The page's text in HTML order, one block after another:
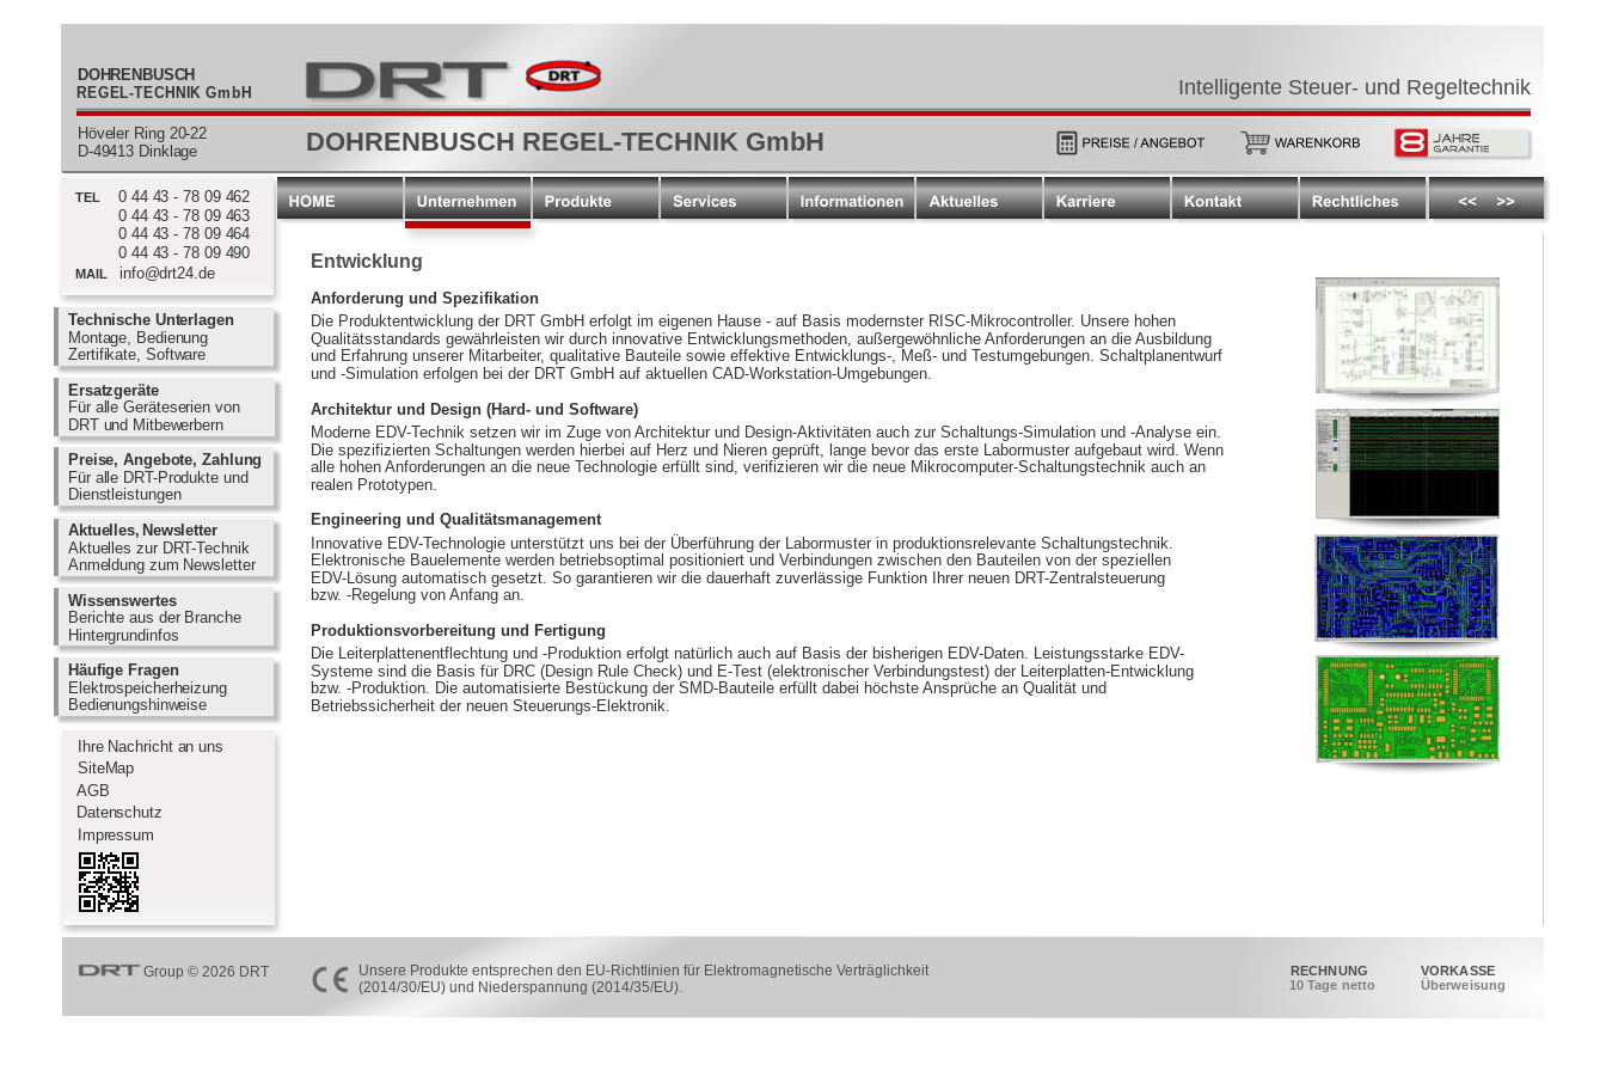
Entwicklung
Anforderung und Spezifikation
Die Produktentwicklung der DRT GmbH erfolgt im eigenen Hause - auf Basis modernster RISC-Mikrocontroller. Unsere hohen
Qualitätsstandards gewährleisten wir durch innovative Entwicklungsmethoden, außergewöhnliche Anforderungen an die Ausbildung
und Erfahrung unserer Mitarbeiter, qualitative Bauteile sowie effektive Entwicklungs-, Meß- und Testumgebungen. Schaltplanentwurf
und -Simulation erfolgen bei der DRT GmbH auf aktuellen CAD-Workstation-Umgebungen.
Architektur und Design (Hard- und Software)
Moderne EDV-Technik setzen wir im Zuge von Architektur und Design-Aktivitäten auch zur Schaltungs-Simulation und -Analyse ein.
Die spezifizierten Schaltungen werden hierbei auf Herz und Nieren geprüft, lange bevor das erste Labormuster aufgebaut wird. Wenn
alle hohen Anforderungen an die neue Technologie erfüllt sind, verifizieren wir die neue Mikrocomputer-Schaltungstechnik auch an
realen Prototypen.
Engineering und Qualitätsmanagement
Innovative EDV-Technologie unterstützt uns bei der Überführung der Labormuster in produktionsrelevante Schaltungstechnik.
Elektronische Bauelemente werden betriebsoptimal positioniert und Verbindungen zwischen den Bauteilen von der speziellen
EDV-Lösung automatisch gesetzt. So garantieren wir die dauerhaft zuverlässige Funktion Ihrer neuen DRT-Zentralsteuerung
bzw. -Regelung von Anfang an.
Produktionsvorbereitung und Fertigung
Die Leiterplattenentflechtung und -Produktion erfolgt natürlich auch auf Basis der bisherigen EDV-Daten. Leistungsstarke EDV-
Systeme sind die Basis für DRC (Design Rule Check) und E-Test (elektronischer Verbindungstest) der Leiterplatten-Entwicklung
bzw. -Produktion. Die automatisierte Bestückung der SMD-Bauteile erfüllt dabei höchste Ansprüche an Qualität und
Betriebssicherheit der neuen Steuerungs-Elektronik.
DOHRENBUSCH REGEL-TECHNIK GmbH
Intelligente Steuer- und Regeltechnik
VORKASSE
Überweisung
RECHNUNG
10 Tage netto
Unsere Produkte entsprechen den EU-Richtlinien für Elektromagnetische Verträglichkeit
(2014/30/EU) und Niederspannung (2014/35/EU).
  DOHRENBUSCH
REGEL-TECHNIK GmbH
  Höveler Ring 20-22
  D-49413 Dinklage
  TEL
0 44 43 - 78 09 462
0 44 43 - 78 09 463
0 44 43 - 78 09 464
0 44 43 - 78 09 490
  MAIL
info@drt24.de
Technische Unterlagen
Montage, Bedienung
Zertifikate, Software
Ersatzgeräte
Für alle Geräteserien von
DRT und Mitbewerbern
Preise, Angebote, Zahlung
Für alle DRT-Produkte und
Dienstleistungen
Aktuelles, Newsletter
Aktuelles zur DRT-Technik
Anmeldung zum Newsletter
Wissenswertes
Berichte aus der Branche
Hintergrundinfos
Häufige Fragen
Elektrospeicherheizung
Bedienungshinweise
  Ihre Nachricht an uns
  SiteMap
  AGB
Datenschutz
  Impressum
Group © 2026 DRT